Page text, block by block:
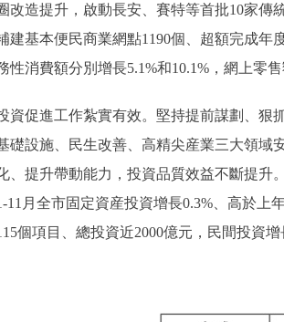
改造提升，啟動長安、賽特等首批10家傳
建基本便民商業網點1190個、超額完成年
性消費額分別增長5.1%和10.1%，網上零
促進工作紮實有效。堅持提前謀劃、狠抓
礎設施、民生改善、高精尖産業三大領域
、提升帶動能力，投資品質效益不斷提升
11月全市固定資産投資增長0.3%、高於上
個項目、總投資近2000億元，民間投資